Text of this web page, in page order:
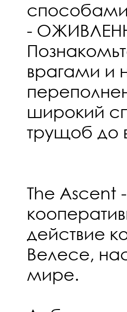
способами
-
врагами и
широкий
трущоб
The Ascent
действие
Велесе,
мире.